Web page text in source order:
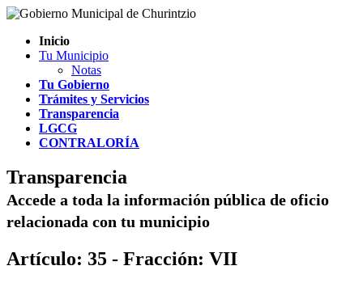
Inicio
Tu Municipio
Notas
Tu Gobierno
Trámites y Servicios
Transparencia
LGCG
CONTRALORÍA
Transparencia
Accede a toda la información pública de oficio
relacionada con tu municipio
Artículo: 35 - Fracción: VII